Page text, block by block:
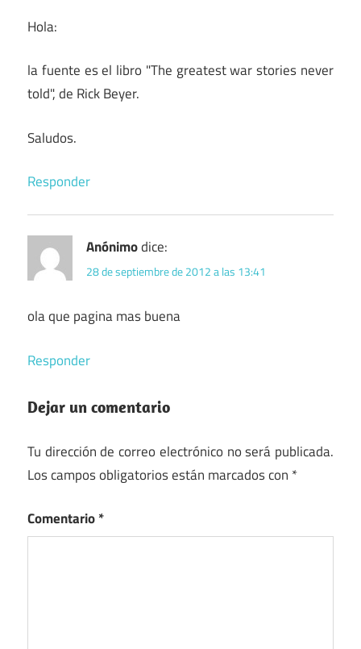
Hola:
la fuente es el libro "The greatest war stories never
told", de Rick Beyer.
Saludos.
Responder
Anónimodice:
28 de septiembre de 2012 a las 13:41
ola que pagina mas buena
Responder
Dejar un comentario
Tu dirección de correo electrónico no será publicada.
Los campos obligatorios están marcados con *
Comentario*